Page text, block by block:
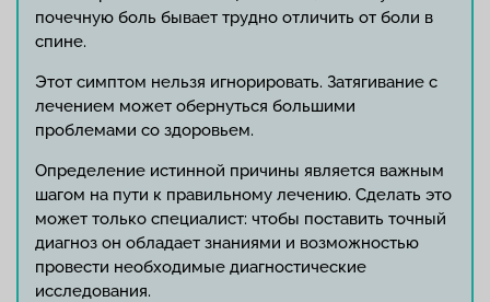
почечную боль бывает трудно отличить от боли в
спине.
Этот симптом нельзя игнорировать. Затягивание с
лечением может обернуться большими
проблемами со здоровьем.
Определение истинной причины является важным
шагом на пути к правильному лечению. Сделать это
может только специалист: чтобы поставить точный
диагноз он обладает знаниями и возможностью
провести необходимые диагностические
исследования.